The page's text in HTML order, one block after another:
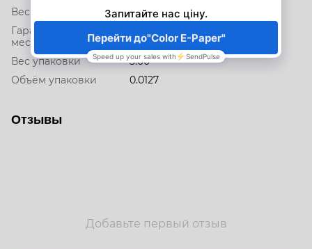
Вес
2.70
Гарантийный срок,
мес.
12
Вес упаковки
3.00
Объём упаковки
0.0127
Отзывы
Добавьте первый отзыв